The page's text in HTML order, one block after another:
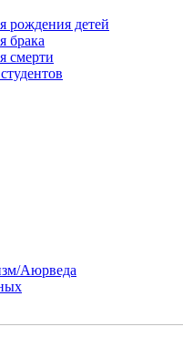
рождения детей
брака
смерти
Аюрведа